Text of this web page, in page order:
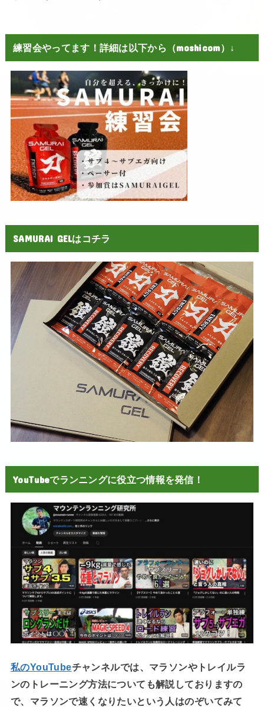
練習会やってます！詳細は以下から（moshicom）↓
SAMURAI GELはコチラ
YouTubeでランニングに役立つ情報を発信！
私のYouTubeチャンネルでは、マラソンやトレイルラ
ンのトレーニング方法についても解説しておりますの
で、マラソンで速くなりたいという人はのぞいてみて